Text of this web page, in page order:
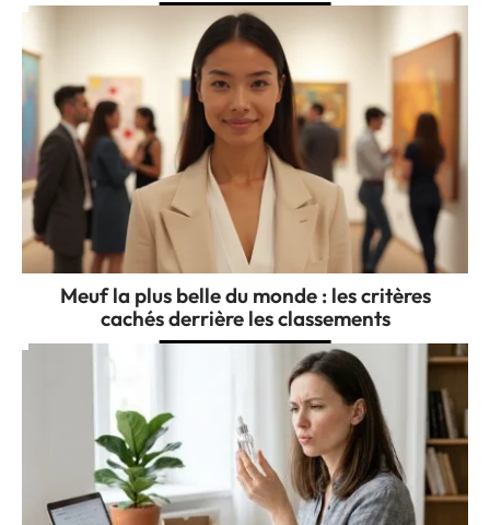
Meuf la plus belle du monde : les critères
cachés derrière les classements